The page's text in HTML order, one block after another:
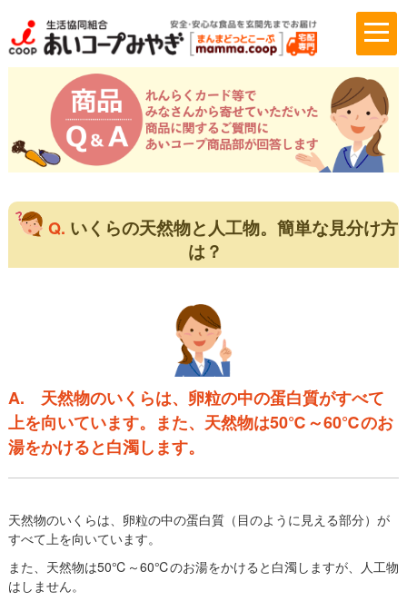
Q. いくらの天然物と人工物。簡単な見分け方
は？
A. 天然物のいくらは、卵粒の中の蛋白質がすべて
上を向いています。また、天然物は50℃～60℃のお
湯をかけると白濁します。
天然物のいくらは、卵粒の中の蛋白質（目のように見える部分）が
すべて上を向いています。
また、天然物は50℃～60℃のお湯をかけると白濁しますが、人工物
はしません。